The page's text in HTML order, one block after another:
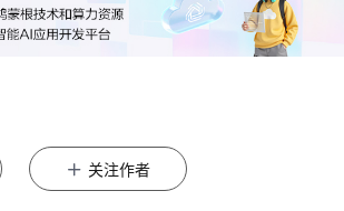
关注作者